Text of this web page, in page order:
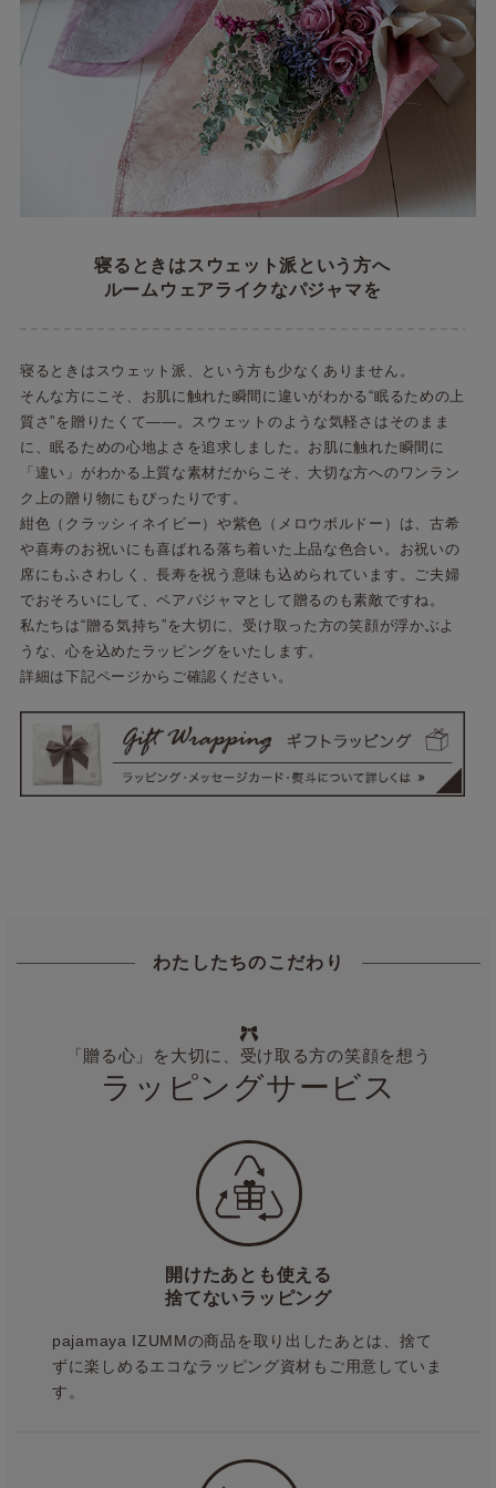
寝るときはスウェット派という方へ
ルームウェアライクなパジャマを
寝るときはスウェット派、という方も少なくありません。
そんな方にこそ、お肌に触れた瞬間に違いがわかる“眠るための上
質さ”を贈りたくて――。スウェットのような気軽さはそのまま
に、眠るための心地よさを追求しました。お肌に触れた瞬間に
「違い」がわかる上質な素材だからこそ、大切な方へのワンラン
ク上の贈り物にもぴったりです。
紺色（クラッシィネイビー）や紫色（メロウボルドー）は、古希
や喜寿のお祝いにも喜ばれる落ち着いた上品な色合い。お祝いの
席にもふさわしく、長寿を祝う意味も込められています。ご夫婦
でおそろいにして、ペアパジャマとして贈るのも素敵ですね。
私たちは“贈る気持ち”を大切に、受け取った方の笑顔が浮かぶよ
うな、心を込めたラッピングをいたします。
詳細は下記ページからご確認ください。
わたしたちのこだわり
「贈る心」を大切に、受け取る方の笑顔を想う
ラッピングサービス
開けたあとも使える
捨てないラッピング
pajamaya IZUMMの商品を取り出したあとは、捨て
ずに楽しめるエコなラッピング資材もご用意していま
す。